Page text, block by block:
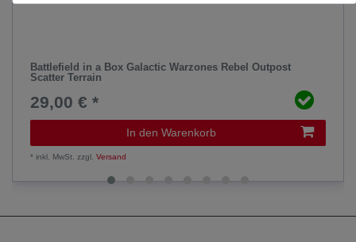
Battlefield in a Box Galactic Warzones Rebel Outpost
Scatter Terrain
29,00 € *
In den Warenkorb
*inkl. MwSt. zzgl.Versand